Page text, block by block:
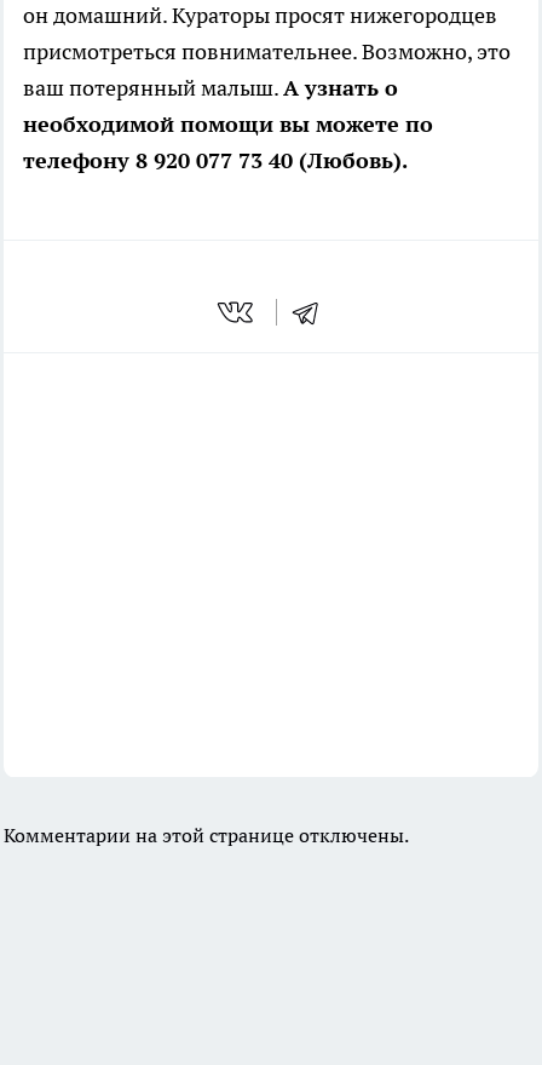
он домашний. Кураторы просят нижегородцев
присмотреться повнимательнее. Возможно, это
ваш потерянный малыш.А узнать о
необходимой помощи вы можете по
телефону 8 920 077 73 40 (Любовь).
Комментарии на этой странице отключены.